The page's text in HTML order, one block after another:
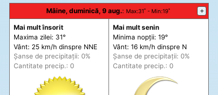
Mâine, duminică, 9 aug.: Max:31˚ - Min:19˚ +
Mai mult însorit
Maxima zilei: 31°
Vânt: 25 km/h dinspre NNE
Șanse de precipitații: 0%
Cantitate precip.: 0
Mai mult senin
Minima nopții: 19°
Vânt: 16 km/h dinspre N
Șanse de precipitații: 0%
Cantitate precip.: 0